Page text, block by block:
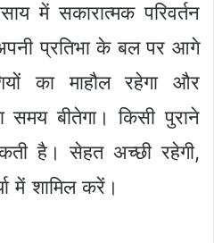
में सकारात्मक परिवर्तन
प्रतिभा के बल पर आगे
का माहौल रहेगा और
बीतेगा। किसी पुराने
है। सेहत अच्छी रहेगी,
में शामिल करें।